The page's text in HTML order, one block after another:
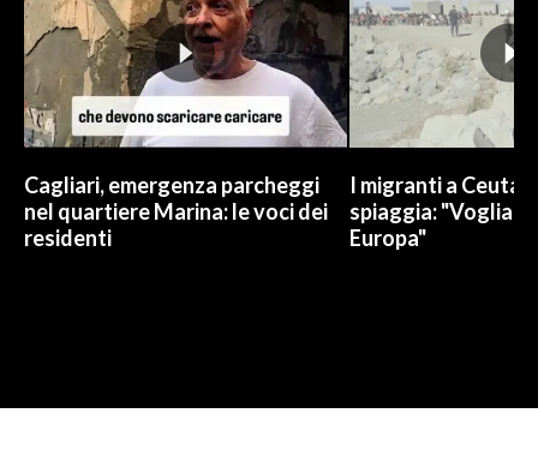
Cagliari, emergenza parcheggi
nel quartiere Marina: le voci dei
residenti
I migranti a Ceuta
spiaggia:
Europa"